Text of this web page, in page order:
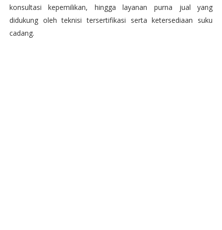
konsultasi kepemilikan, hingga layanan purna jual yang
didukung oleh teknisi tersertifikasi serta ketersediaan suku
cadang.